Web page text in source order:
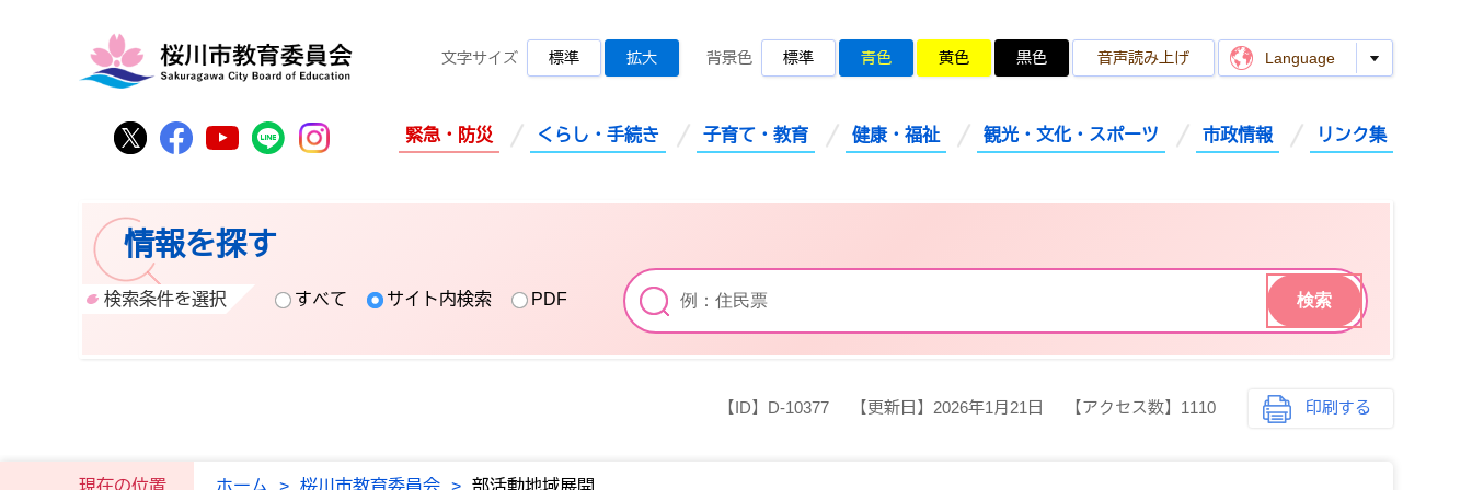
桜川市公式Twitter
桜川市公式Facebook
桜川市公式YouTube
桜川市公式LINE
Instagram
文字サイズ 標準 拡大 背景色 標準 青色 黄色 黒色 音声読み上げ Language
緊急・防災 くらし・手続き 子育て・教育 健康・福祉 観光・文化・スポーツ 市政情報 リンク集
情報を探す
検索条件を選択 すべて サイト内検索 PDF
【ID】 D-10377 【更新日】 2026年1月21日 【アクセス数】 1110 印刷する
現在の位置 ホーム > 桜川市教育委員会 > 部活動地域展開